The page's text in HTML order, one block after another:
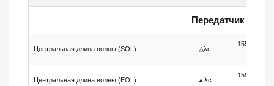
Передатчик
Центральная длина волны (SOL) △λc
1557.36-
Центральная длина волны (EOL) ▲λc
1557.36-